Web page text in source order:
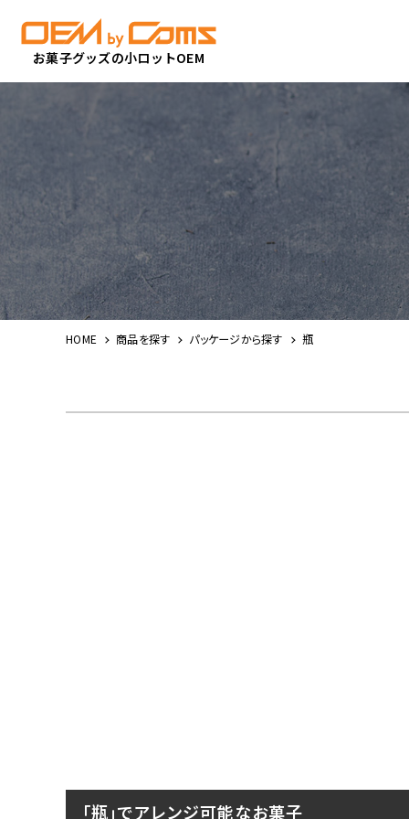
お菓子グッズの小ロットOEM
HOME 商品を探す パッケージから探す 瓶
「瓶」でアレンジ可能なお菓子